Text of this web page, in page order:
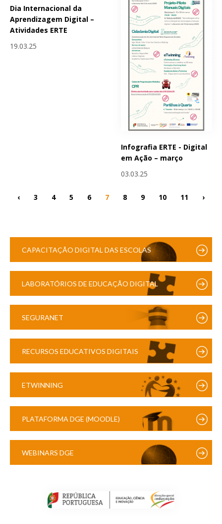
Dia Internacional da
Aprendizagem Digital –
Atividades ERTE
19.03.25
Infografia ERTE - Digital
em Ação – março
03.03.25
‹ 3 4 5 6 7 8 9 10 11 ›
CAPACITAÇÃO DIGITAL DAS ESCOLAS
LABORATÓRIOS DE EDUCAÇÃO DIGITAL
SEGURANET
RECURSOS EDUCATIVOS DIGITAIS
ETWINNING
PLATAFORMA DGE (MOODLE)
WEBINARS DGE